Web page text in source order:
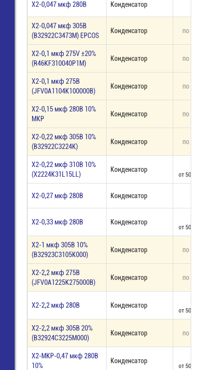
X2-0,047 мкф 280В Конденсатор
X2-0,047 мкф 305В
(B32922C3473M) EPCOS
Конденсатор по запросу
X2-0,1 мкф 275V ±20%
(R46KF310040P1M)
Конденсатор по запросу
X2-0,1 мкф 275В
(JFV0A1104K100000B)
Конденсатор по запросу
X2-0,15 мкф 280В 10%
MKP
Конденсатор по запросу
X2-0,22 мкф 305В 10%
(B32922C3224K)
Конденсатор по запросу
X2-0,22 мкф 310В 10%
(X2224K31L15LL)
Конденсатор
от 50 шт - 15,80
X2-0,27 мкф 280В Конденсатор
X2-0,33 мкф 280В Конденсатор
30,00
от 50 шт - 21,80
X2-1 мкф 305В 10%
(B32923C3105K000)
Конденсатор по запросу
X2-2,2 мкф 275В
(JFV0A1225K275000B)
Конденсатор по запросу
X2-2,2 мкф 280В Конденсатор
33,00
от 50 шт - 27,30
X2-2,2 мкф 305В 20%
(B32924C3225M000)
Конденсатор по запросу
X2-MKP-0,47 мкф 280В
10%
Конденсатор
от 50 шт - 17,80